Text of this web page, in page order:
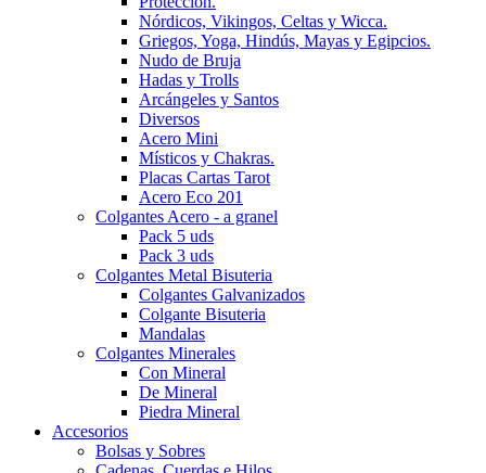
Nórdicos, Vikingos, Celtas y Wicca.
Griegos, Yoga, Hindús, Mayas y Egipcios.
Nudo de Bruja
Hadas y Trolls
Arcángeles y Santos
Diversos
Acero Mini
Místicos y Chakras.
Placas Cartas Tarot
Acero Eco 201
Colgantes Acero - a granel
Pack 5 uds
Pack 3 uds
Colgantes Metal Bisuteria
Colgantes Galvanizados
Colgante Bisuteria
Mandalas
Colgantes Minerales
Con Mineral
De Mineral
Piedra Mineral
Accesorios
Bolsas y Sobres